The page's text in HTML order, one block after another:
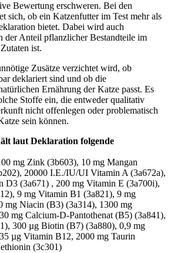
Bewertung erschweren. Bei den
sich, ob ein Katzenfutter im Test mehr als
bietet. Dabei wird auch
der Anteil pflanzlicher Bestandteile im
ist.
Zusätze verzichtet wird, ob
deklariert sind und ob die
Ernährung der Katze passt. Es
Stoffe ein, die entweder qualitativ
nicht offenlegen oder problematisch
sein können.
laut Deklaration folgende
mg Zink (3b603), 10 mg Mangan
20000 I.E./IU/UI Vitamin A (3a672a),
(3a671) , 200 mg Vitamin E (3a700i),
9 mg Vitamin B1 (3a821), 9 mg
mg Niacin (B3) (3a314), 1300 mg
mg Calcium-D-Pantothenat (B5) (3a841),
300 µg Biotin (B7) (3a880), 0,9 mg
µg Vitamin B12, 2000 mg Taurin
(3c301)